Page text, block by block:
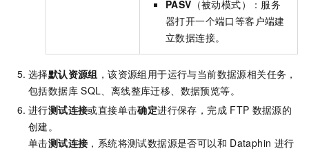
PASV （被动模式）：服务
器打开一个端口等客户端建
立数据连接。
选择默认资源组 ，该资源组用于运行与当前数据源相关任务，
包括数据库 SQL、离线整库迁移、数据预览等。
进行测试连接或直接单击确定进行保存，完成 FTP 数据源的
创建。
单击测试连接 ，系统将测试数据源是否可以和 Dataphin 进行